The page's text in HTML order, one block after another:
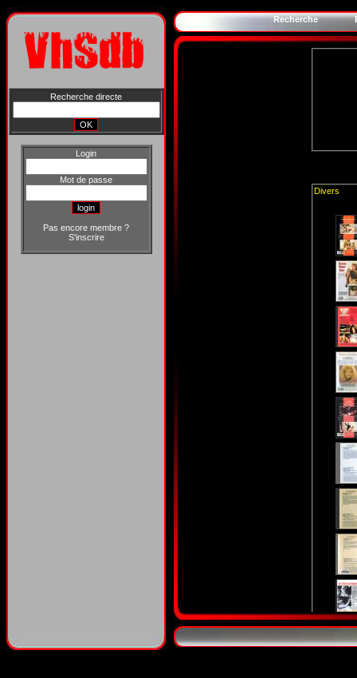
Recherche directe
Login
Mot de passe
Pas encore membre ?
S'inscrire
Recherche
Divers